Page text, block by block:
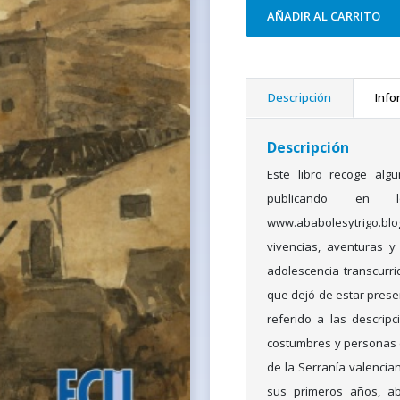
AÑADIR AL CARRITO
Descripción
Descripción
Este libro recoge
publicando
vivencias, aventuras
adolescencia
que dejó de estar
referido a las
costumbres y
de la Serranía
sus primeros años,